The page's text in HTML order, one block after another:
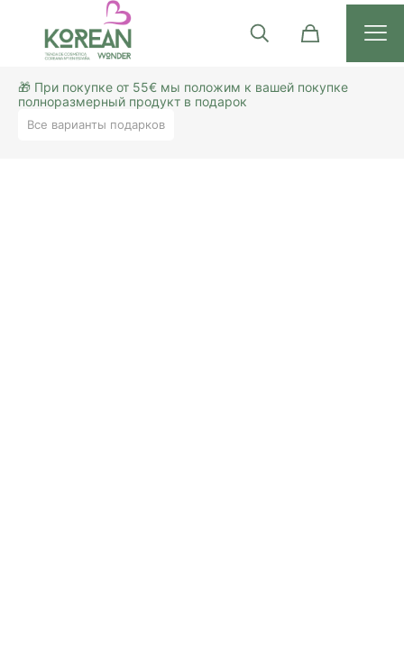
🎁 При покупке от 55€ мы положим к вашей покупке
полноразмерный продукт в подарок
Все варианты подарков